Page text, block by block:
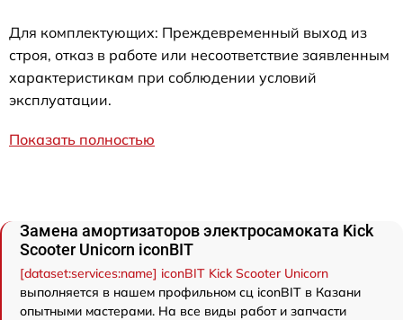
Для комплектующих: Преждевременный выход из
строя, отказ в работе или несоответствие заявленным
характеристикам при соблюдении условий
эксплуатации.
Показать полностью
Замена амортизаторов электросамоката Kick
Scooter Unicorn iconBIT
[dataset:services:name] iconBIT Kick Scooter Unicorn
выполняется в нашем профильном сц iconBIT в Казани
опытными мастерами. На все виды работ и запчасти